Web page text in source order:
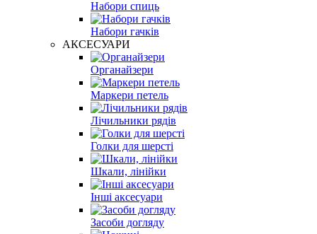
Набори спиць
Набори гачків
АКСЕСУАРИ
Органайзери
Маркери петель
Лічильники рядів
Голки для шерсті
Шкали, лінійки
Інші аксесуари
Засоби догляду